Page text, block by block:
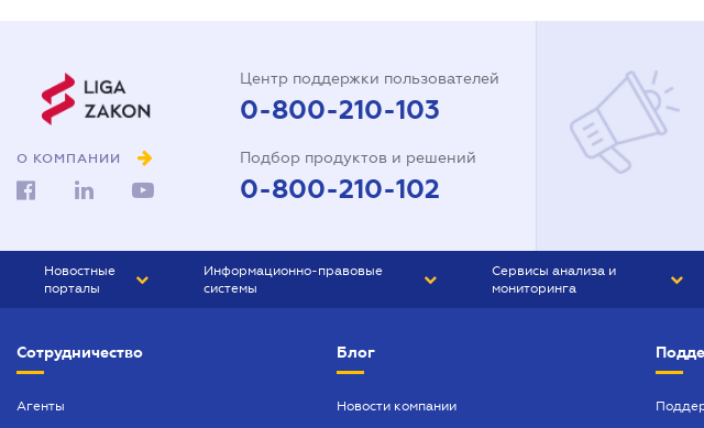
О КОМПАНИИ
Центр поддержки пользователей
0-800-210-103
Подбор продуктов и решений
0-800-210-102
Новостные
порталы
БИЗНЕС
Информационно-правовые
системы
Сервисы анализа и
мониторинга
Сотрудничество
Агенты
Блог
Новости компании